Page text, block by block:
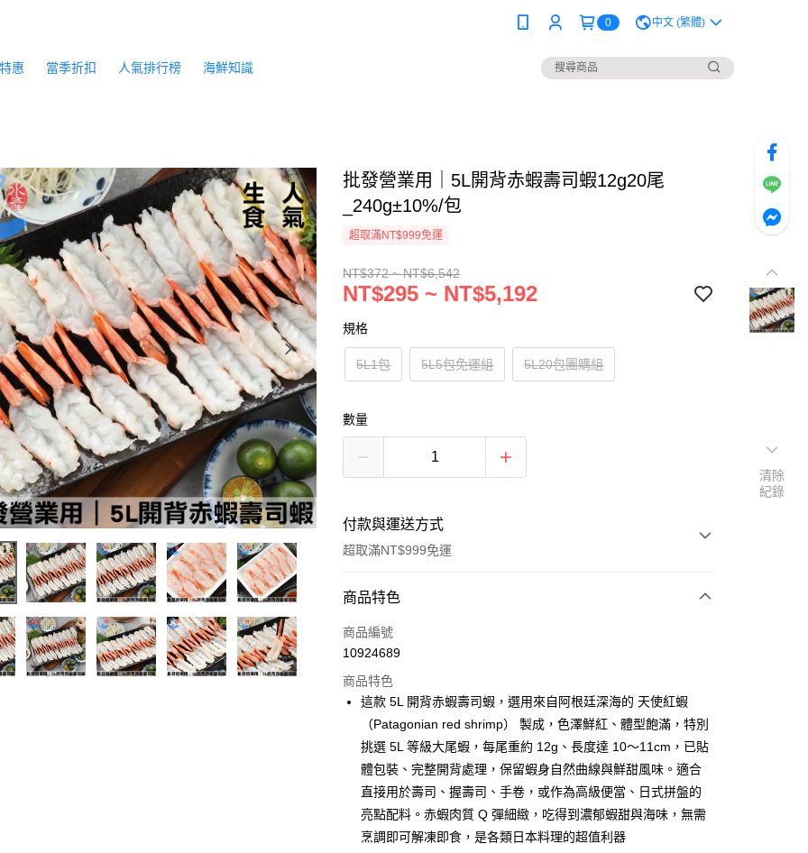
0 中文 (繁體)
惠 當季折扣 人氣排行榜 海鮮知識
批發營業用｜5L開背赤蝦壽司蝦12g20尾
_240g±10%/包
超取滿NT$999免運
NT$372 ~ NT$6,542
NT$295 ~ NT$5,192
規格
5L1包 5L5包免運組 5L20包團購組
數量
付款與運送方式
超取滿NT$999免運
付款方式
信用卡一次付款
3 期 0 利率 每期 NT$98 21家銀行
合作金庫商業銀行
第一商業銀行
華南商業銀行
彰化商業銀行
國泰世華商業銀行
兆豐國際商業銀行
臺灣中小企業銀行
台中商業銀行
匯豐（台灣）商業銀行
華泰商業銀行
聯邦商業銀行
遠東國際商業銀行
6 期 0 利率 每期 NT$49 21家銀行
合作金庫商業銀行
第一商業銀行
華南商業銀行
彰化商業銀行
上海商業儲蓄銀行
台北富邦商業銀行
臺灣中小企業銀行
台中商業銀行
匯豐（台灣）商業銀行
華泰商業銀行
LINE Pay
Apple Pay
悠遊付
商品特色
商品編號
10924689
商品特色
這款 5L 開背赤蝦壽司蝦，選用來自阿根廷深海的 天使紅蝦
（Patagonian red shrimp） 製成，色澤鮮紅、體型飽滿，特別
挑選 5L 等級大尾蝦，每尾重約 12g、長度達 10～11cm，已貼
體包裝、完整開背處理，保留蝦身自然曲線與鮮甜風味。適合
直接用於壽司、握壽司、手卷，或作為高級便當、日式拼盤的
亮點配料。赤蝦肉質 Q 彈細緻，吃得到濃郁蝦甜與海味，無需
烹調即可解凍即食，是各類日本料理的超值利器
清除
紀錄